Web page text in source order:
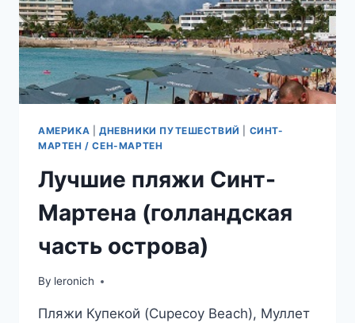
АМЕРИКА ДНЕВНИКИ ПУТЕШЕСТВИЙ
СИНТ-
МАРТЕН / СЕН-МАРТЕН
Лучшие пляжи Синт-
Мартена (голландская
часть острова)
By leronich
Пляжи Купекой (Cupecoy Beach), Муллет